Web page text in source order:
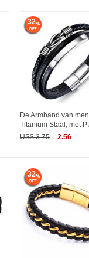
32
De Armband van
Titanium Staal, met
US$ 3.75
2.56
32